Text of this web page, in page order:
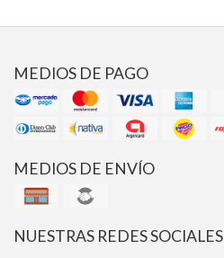
MEDIOS DE PAGO
MEDIOS DE ENVÍO
NUESTRAS REDES SOCIALES